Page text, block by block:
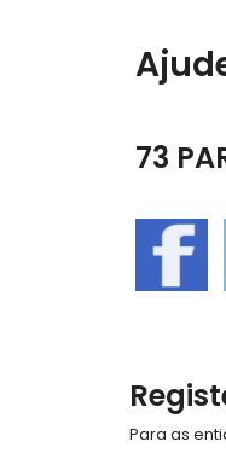
73
Para as